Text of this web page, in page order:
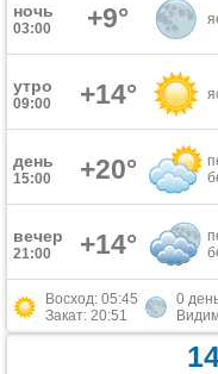
ночь
03:00 +9°
утро
09:00 +14°
день
15:00 +20°
вечер
21:00 +14°
Восход: 05:45
Закат: 20:51
0